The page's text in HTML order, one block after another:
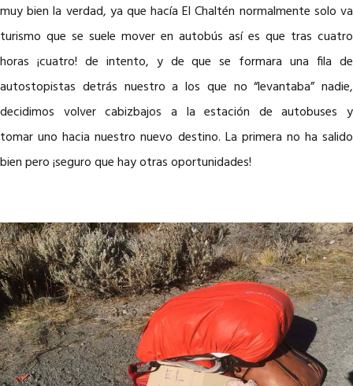
muy bien la verdad, ya que hacía El Chaltén normalmente solo va
turismo que se suele mover en autobús así es que tras cuatro
horas ¡cuatro! de intento, y de que se formara una fila de
autostopistas detrás nuestro a los que no “levantaba” nadie,
decidimos volver cabizbajos a la estación de autobuses y
tomar uno hacia nuestro nuevo destino. La primera no ha salido
bien pero ¡seguro que hay otras oportunidades!